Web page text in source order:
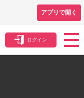
アプリで開く
ログイン